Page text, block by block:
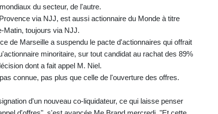
du secteur, de l'autre.
via NJJ, est aussi actionnaire du Monde à titre
Matin, toujours via NJJ.
de Marseille a suspendu le pacte d'actionnaires qui offrait
minoritaire, sur tout candidat au rachat des 89%
dont a fait appel M. Niel.
connue, pas plus que celle de l'ouverture des offres.
d'un nouveau co-liquidateur, ce qui laisse penser